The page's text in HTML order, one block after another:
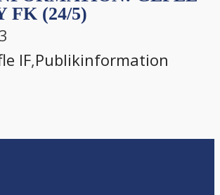
FK (24/5)
IF,Publikinformation